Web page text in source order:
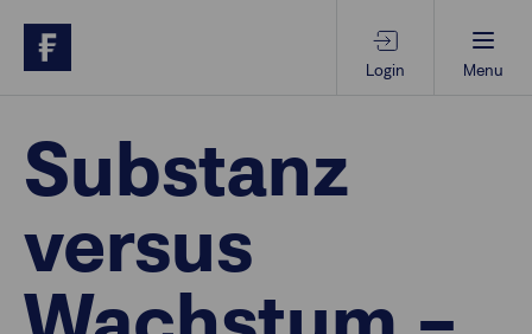
Login Menu
Beratungs-Tools
Anlagestrategien
Substanz
versus